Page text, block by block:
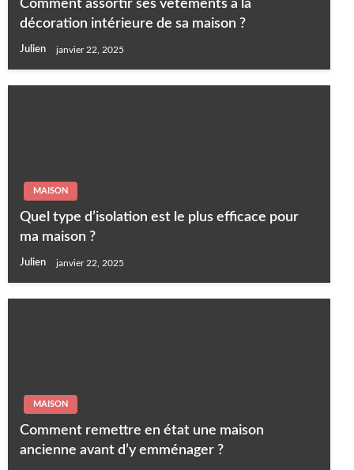
Comment assortir ses vêtements à la
décoration intérieure de sa maison ?
Julien janvier 22, 2025
MAISON
Quel type d’isolation est le plus efficace pour
ma maison ?
Julien janvier 22, 2025
MAISON
Comment remettre en état une maison
ancienne avant d’y emménager ?